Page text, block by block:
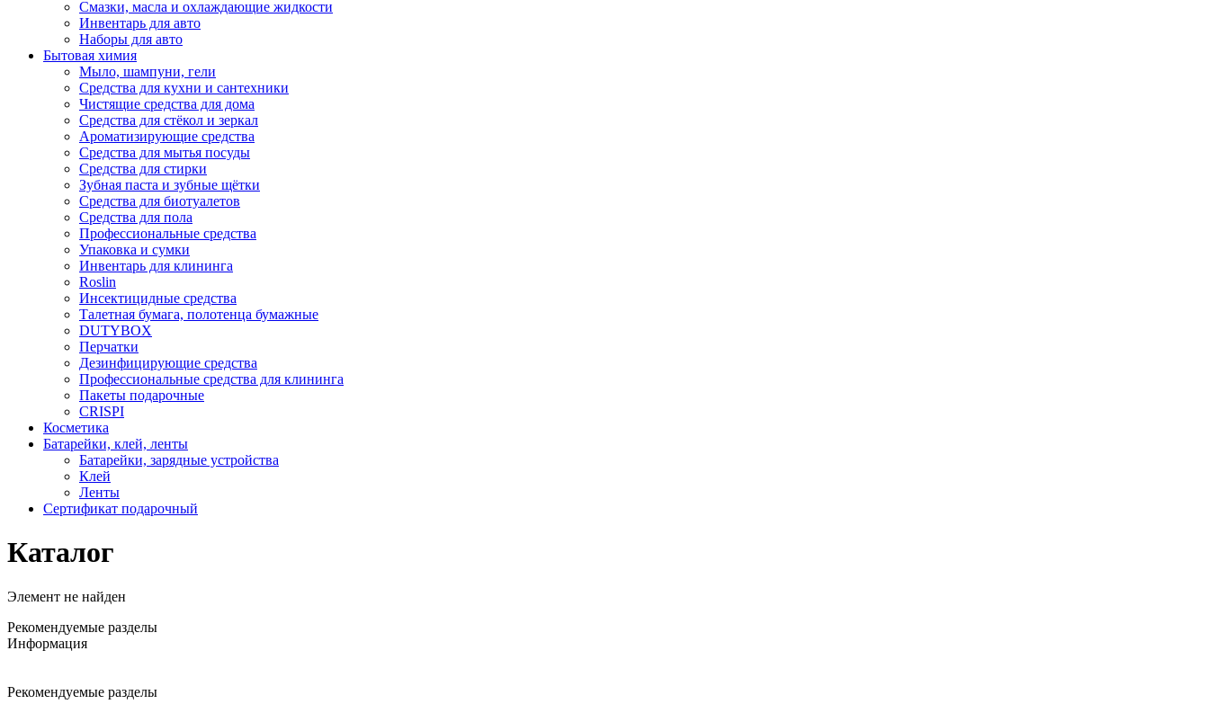
Смазки, масла и охлаждающие жидкости
Инвентарь для авто
Наборы для авто
Бытовая химия
Мыло, шампуни, гели
Средства для кухни и сантехники
Чистящие средства для дома
Средства для стёкол и зеркал
Ароматизирующие средства
Средства для мытья посуды
Средства для стирки
Зубная паста и зубные щётки
Средства для биотуалетов
Средства для пола
Профессиональные средства
Упаковка и сумки
Инвентарь для клининга
Roslin
Инсектицидные средства
Талетная бумага, полотенца бумажные
DUTYBOX
Перчатки
Дезинфицирующие средства
Профессиональные средства для клининга
Пакеты подарочные
CRISPI
Косметика
Батарейки, клей, ленты
Батарейки, зарядные устройства
Клей
Ленты
Сертификат подарочный
Каталог
Элемент не найден
Рекомендуемые разделы
Информация
Рекомендуемые разделы